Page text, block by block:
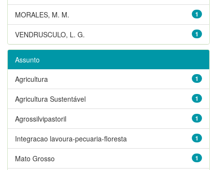
1
MORALES, M. M.
1
VENDRUSCULO, L. G.
Assunto
1
Agricultura
1
Agricultura Sustentável
1
Agrossilvipastoril
1
Integracao lavoura-pecuaria-floresta
1
Mato Grosso